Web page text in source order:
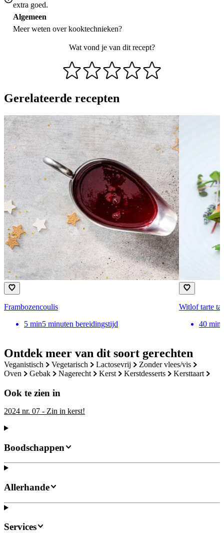
Ontdek meer van dit soort gerechten
veganistisch vegetarisch lactosevrij
zonder vlees/vis
oven
gebak nagerecht kerst kerstdesserts kersttaart
Ook te zien in
2024 nr. 07 - Zin in kerst!
extra goed.
Algemeen
Meer weten overkooktechnieken?
Wat vond je van dit recept?
Gerelateerde recepten
Frambozencoulis
5 min5 minuten bereidingstijd
Witlof tarte
40 min
Boodschappen
Allerhande
Services